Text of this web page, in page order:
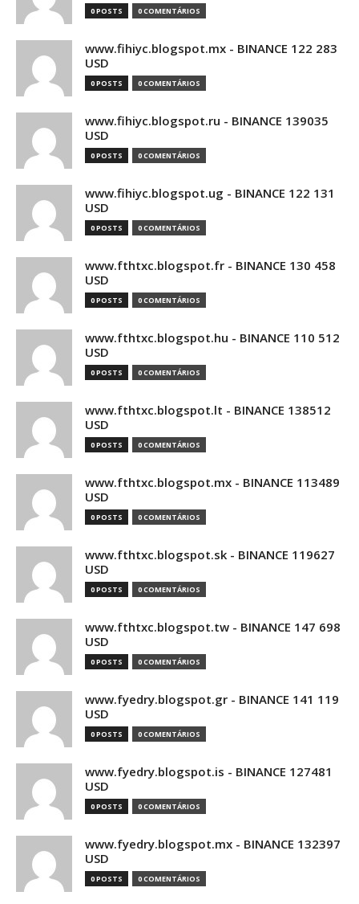
0 POSTS 0 COMENTÁRIOS
www.fihiyc.blogspot.mx - BINANCE 122 283
USD
0 POSTS 0 COMENTÁRIOS
www.fihiyc.blogspot.ru - BINANCE 139035
USD
0 POSTS 0 COMENTÁRIOS
www.fihiyc.blogspot.ug - BINANCE 122 131
USD
0 POSTS 0 COMENTÁRIOS
www.fthtxc.blogspot.fr - BINANCE 130 458
USD
0 POSTS 0 COMENTÁRIOS
www.fthtxc.blogspot.hu - BINANCE 110 512
USD
0 POSTS 0 COMENTÁRIOS
www.fthtxc.blogspot.lt - BINANCE 138512
USD
0 POSTS 0 COMENTÁRIOS
www.fthtxc.blogspot.mx - BINANCE 113489
USD
0 POSTS 0 COMENTÁRIOS
www.fthtxc.blogspot.sk - BINANCE 119627
USD
0 POSTS 0 COMENTÁRIOS
www.fthtxc.blogspot.tw - BINANCE 147 698
USD
0 POSTS 0 COMENTÁRIOS
www.fyedry.blogspot.gr - BINANCE 141 119
USD
0 POSTS 0 COMENTÁRIOS
www.fyedry.blogspot.is - BINANCE 127481
USD
0 POSTS 0 COMENTÁRIOS
www.fyedry.blogspot.mx - BINANCE 132397
USD
0 POSTS 0 COMENTÁRIOS